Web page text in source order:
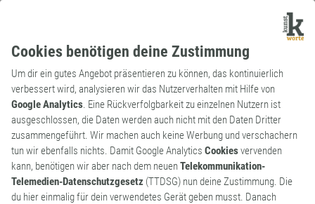
Cookies benötigen deine Zustimmung
Um dir ein gutes Angebot präsentieren zu können, das kontinuierlich
verbessert wird, analysieren wir das Nutzerverhalten mit Hilfe von
Google Analytics. Eine Rückverfolgbarkeit zu einzelnen Nutzern ist
ausgeschlossen, die Daten werden auch nicht mit den Daten Dritter
zusammengeführt. Wir machen auch keine Werbung und verschachern
tun wir ebenfalls nichts. Damit Google Analytics Cookiesvervenden
kann, benötigen wir aber nach dem neuenTelekommunikation-
Telemedien-Datenschutzgesetz (TTDSG) nun deine Zustimmung. Die
du hier einmalig für dein verwendetes Gerät geben musst. Danach
Archaismus
Substantiv
Spezerei
Substantiv, feminin. Delikatesse, Leckerei.
0
0